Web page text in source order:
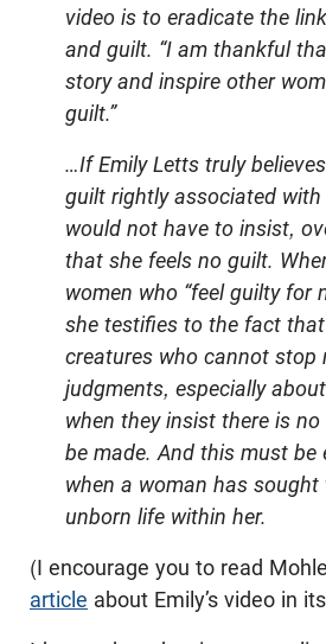
video is to eradicate the
and guilt. “I am thankful
story and inspire other
guilt.”
…If Emily Letts truly
guilt rightly associated
would not have to insist,
that she feels no guilt.
women who “feel guilty for
she testifies to the fact
creatures who cannot stop
judgments, especially
when they insist there is
be made. And this must be
when a woman has
unborn life within her.
(I encourage you to read
article about Emily’s video in